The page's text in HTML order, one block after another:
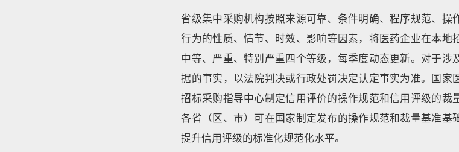
省级集中采购机构按照来源可靠、条件明确、程序规范、操
行为的性质、情节、时效、影响等因素，将医药企业在本地
中等、严重、特别严重四个等级，每季度动态更新。对于涉
据的事实，以法院判决或行政处罚决定认定事实为准。国家
招标采购指导中心制定信用评价的操作规范和信用评级的裁
各省（区、市）可在国家制定发布的操作规范和裁量基准基
提升信用评级的标准化规范化水平。